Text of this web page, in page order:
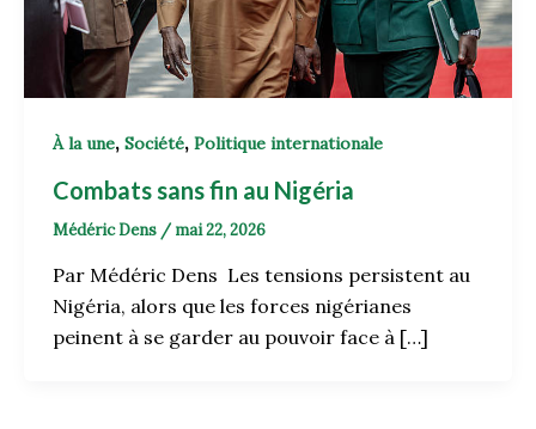
À la une, Société, Politique internationale
Combats sans fin au Nigéria
Médéric Dens / mai 22, 2026
Par Médéric Dens Les tensions persistent au
Nigéria, alors que les forces nigérianes
peinent à se garder au pouvoir face à […]